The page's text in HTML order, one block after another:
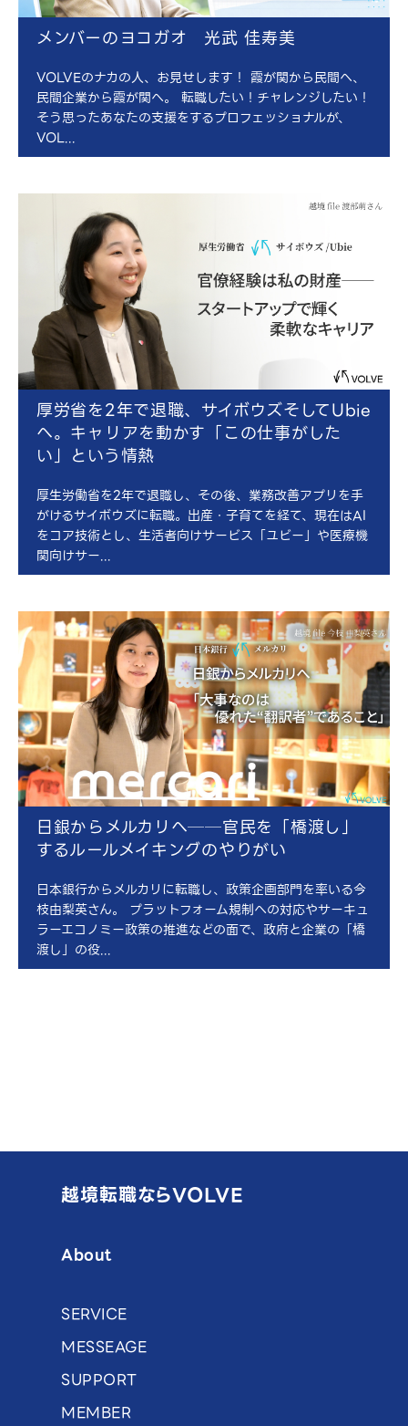
メンバーのヨコガオ 光武 佳寿美
VOLVEのナカの人、お見せします！ 霞が関から民間へ、
民間企業から霞が関へ。 転職したい！チャレンジしたい！
そう思ったあなたの支援をするプロフェッショナルが、
VOL...
厚労省を2年で退職、サイボウズそしてUbie
へ。キャリアを動かす「この仕事がした
い」という情熱
厚生労働省を2年で退職し、その後、業務改善アプリを手
がけるサイボウズに転職。出産・子育てを経て、現在はAI
をコア技術とし、生活者向けサービス「ユビー」や医療機
関向けサー...
日銀からメルカリへ──官民を「橋渡し」
するルールメイキングのやりがい
日本銀行からメルカリに転職し、政策企画部門を率いる今
枝由梨英さん。 プラットフォーム規制への対応やサーキュ
ラーエコノミー政策の推進などの面で、政府と企業の「橋
渡し」の役...
越境転職ならVOLVE
About
SERVICE
MESSEAGE
SUPPORT
MEMBER